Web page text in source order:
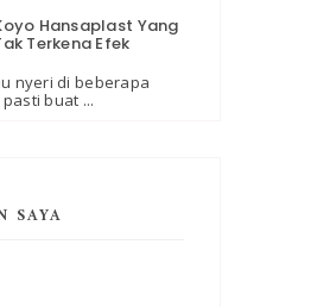
Hansaplast Yang
Terkena Efek
nyeri di beberapa
buat ...
SAYA